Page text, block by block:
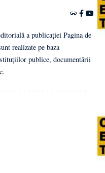
a publicației Pagina de
realizate pe baza
publice, documentării